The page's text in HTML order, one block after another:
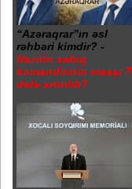
“Azəraqrar”ın əsl
rəhbəri kimdir? -
Nazirin sabiq
komandirinin maaşı 7
dəfə artırılıb?